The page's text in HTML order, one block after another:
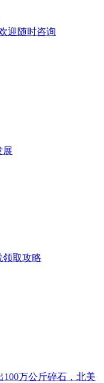
迎随时咨询
展
领取攻略
100万公斤碎石，北美